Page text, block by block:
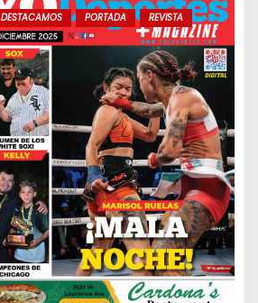
DESTACAMOS PORTADA REVISTA